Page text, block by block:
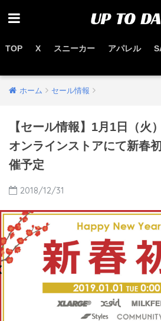
TOP X スニーカー アパレル
ホーム セール情報
【セール情報】1月1日（
オンラインストアにて新春
催予定
2018/12/31